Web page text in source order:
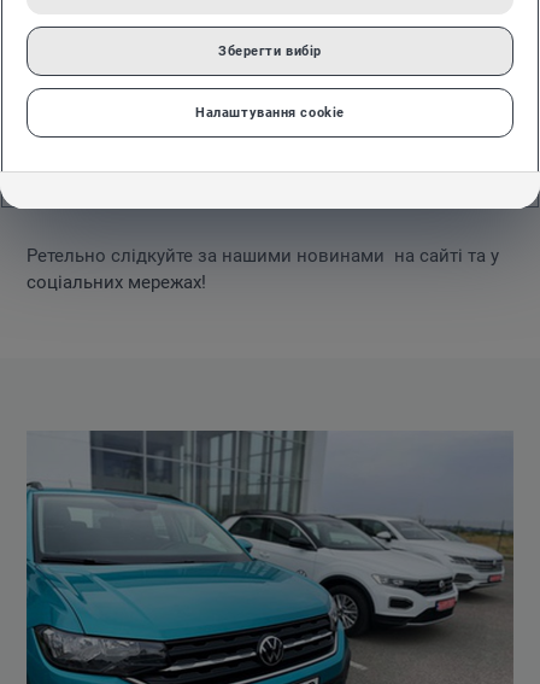
Ретельно слідкуйте за нашими новинами на сайті та у
соціальних мережах!
Зберегти вибір
Налаштування cookie